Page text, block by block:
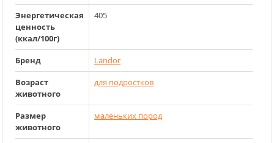
Энергетическая
ценность
(ккал/100г)
405
Бренд
Landor
Возраст
животного
для подростков
Размер
животного
маленьких пород